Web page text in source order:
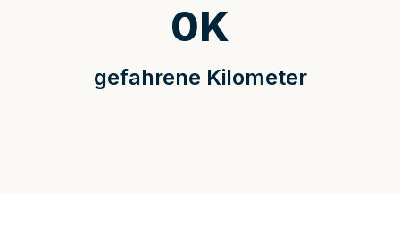
gefahrene Kilometer
0K